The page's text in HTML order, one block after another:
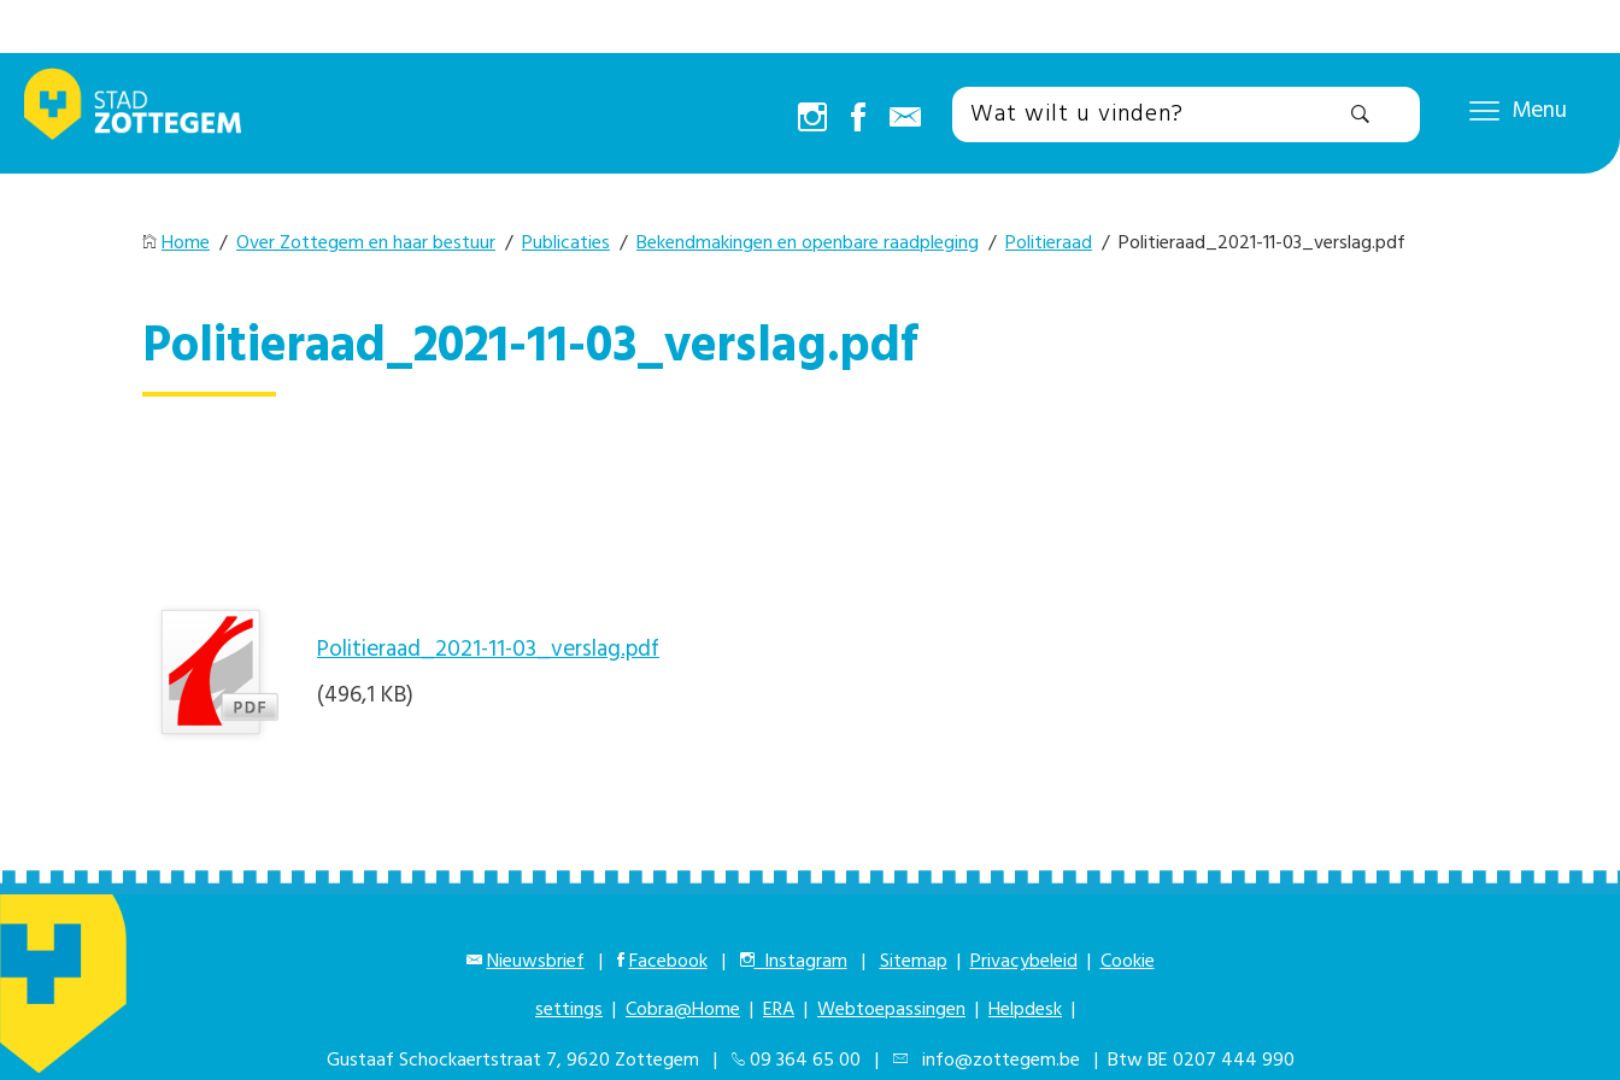
Menu
Home / Over Zottegem en haar bestuur / Publicaties / Bekendmakingen en openbare raadpleging / Politieraad / Politieraad_2021-11-03_verslag.pdf
Politieraad_2021-11-03_verslag.pdf
Politieraad_2021-11-03_verslag.pdf
(496,1 KB)
Nieuwsbrief | Facebook | Instagram | Sitemap |Privacybeleid |Cookie
settings | Cobra@Home | ERA | Webtoepassingen | Helpdesk |
Gustaaf Schockaertstraat 7, 9620 Zottegem |
09 364 65 00 | info@zottegem.be | Btw BE 0207 444 990